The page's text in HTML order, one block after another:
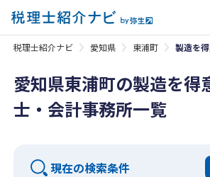
税理士紹介ナビ 愛知県 東浦町 製造を
愛知県東浦町の製造を得
士・会計事務所一覧
現在の検索条件